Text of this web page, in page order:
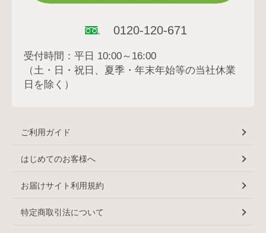
0120-120-671
受付時間：平日 10:00～16:00
（土・日・祝日、夏季・年末年始等の当社休業
日を除く）
ご利用ガイド
はじめてのお客様へ
お届けサイト利用規約
特定商取引法について